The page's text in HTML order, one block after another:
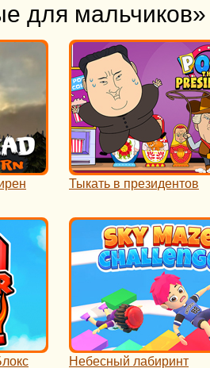
для мальчиков»
Тыкать в президентов
Небесный лабиринт